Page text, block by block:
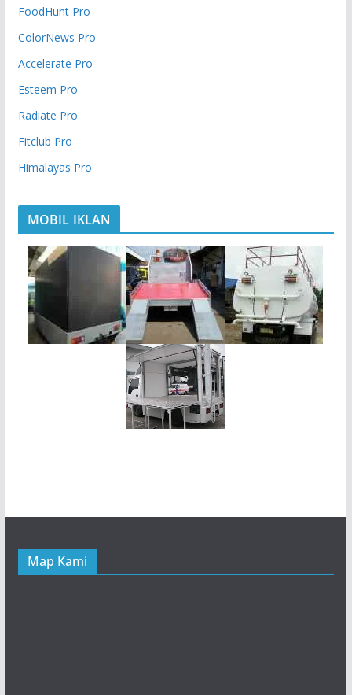
FoodHunt Pro
ColorNews Pro
Accelerate Pro
Esteem Pro
Radiate Pro
Fitclub Pro
Himalayas Pro
MOBIL IKLAN
Map Kami